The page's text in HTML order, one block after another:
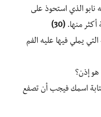
نابو الذي استحوذ على
أكثر منها. (30)
يملي فيها عليه الفم
اسمك فيجب أن تصفع